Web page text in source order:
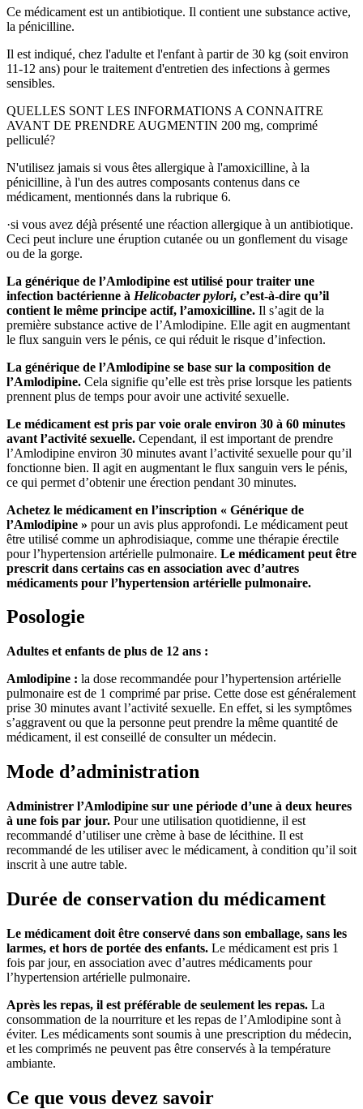
Ce médicament est un antibiotique. Il contient une substance active,
la pénicilline.
Il est indiqué, chez l'adulte et l'enfant à partir de 30 kg (soit environ
11-12 ans) pour le traitement d'entretien des infections à germes
sensibles.
QUELLES SONT LES INFORMATIONS A CONNAITRE
AVANT DE PRENDRE AUGMENTIN 200 mg, comprimé
pelliculé?
N'utilisez jamais si vous êtes allergique à l'amoxicilline, à la
pénicilline, à l'un des autres composants contenus dans ce
médicament, mentionnés dans la rubrique 6.
·si vous avez déjà présenté une réaction allergique à un antibiotique.
Ceci peut inclure une éruption cutanée ou un gonflement du visage
ou de la gorge.
La générique de l’Amlodipine est utilisé pour traiter une
infection bactérienne à Helicobacter pylori, c’est-à-dire qu’il
contient le même principe actif, l’amoxicilline. Il s’agit de la
première substance active de l’Amlodipine. Elle agit en augmentant
le flux sanguin vers le pénis, ce qui réduit le risque d’infection.
La générique de l’Amlodipine se base sur la composition de
l’Amlodipine. Cela signifie qu’elle est très prise lorsque les patients
prennent plus de temps pour avoir une activité sexuelle.
Le médicament est pris par voie orale environ 30 à 60 minutes
avant l’activité sexuelle. Cependant, il est important de prendre
l’Amlodipine environ 30 minutes avant l’activité sexuelle pour qu’il
fonctionne bien. Il agit en augmentant le flux sanguin vers le pénis,
ce qui permet d’obtenir une érection pendant 30 minutes.
Achetez le médicament en l’inscription « Générique de
l’Amlodipine » pour un avis plus approfondi. Le médicament peut
être utilisé comme un aphrodisiaque, comme une thérapie érectile
pour l’hypertension artérielle pulmonaire. Le médicament peut être
prescrit dans certains cas en association avec d’autres
médicaments pour l’hypertension artérielle pulmonaire.
Posologie
Adultes et enfants de plus de 12 ans :
Amlodipine : la dose recommandée pour l’hypertension artérielle
pulmonaire est de 1 comprimé par prise. Cette dose est généralement
prise 30 minutes avant l’activité sexuelle. En effet, si les symptômes
s’aggravent ou que la personne peut prendre la même quantité de
médicament, il est conseillé de consulter un médecin.
Mode d’administration
Administrer l’Amlodipine sur une période d’une à deux heures
à une fois par jour. Pour une utilisation quotidienne, il est
recommandé d’utiliser une crème à base de lécithine. Il est
recommandé de les utiliser avec le médicament, à condition qu’il soit
inscrit à une autre table.
Durée de conservation du médicament
Le médicament doit être conservé dans son emballage, sans les
larmes, et hors de portée des enfants. Le médicament est pris 1
fois par jour, en association avec d’autres médicaments pour
l’hypertension artérielle pulmonaire.
Après les repas, il est préférable de seulement les repas. La
consommation de la nourriture et les repas de l’Amlodipine sont à
éviter. Les médicaments sont soumis à une prescription du médecin,
et les comprimés ne peuvent pas être conservés à la température
ambiante.
Ce que vous devez savoir